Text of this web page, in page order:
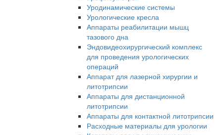
Уродинамические системы
Урологические кресла
Аппараты реабилитации мышц
тазового дна
Эндовидеохирургический комплекс
для проведения урологических
операций
Аппарат для лазерной хирургии и
литотрипсии
Аппараты для дистанционной
литотрипсии
Аппараты для контактной литотрипсии
Расходные материалы для урологии